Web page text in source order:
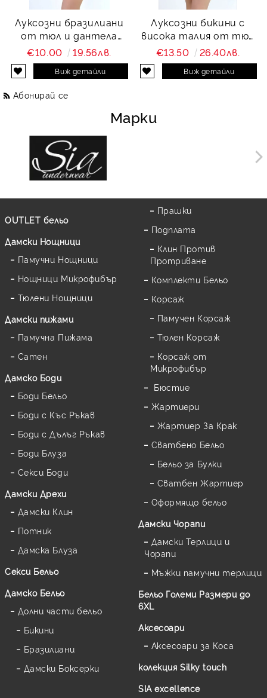
Луксозни бразилиани
от тюл и дантела
Charity
€10.00 19.56лв.
Виж детайли
Луксозни бикини с
висока талия от тюл
и дантела Charity
€13.50 26.40лв.
Виж детайли
Абонирай се
Марки
OUTLET бельо
Дамски Нощници
Памучни Нощници
Нощници Микрофибър
Тюлени Нощници
Дамски пижами
Памучна Пижама
Сатен
Дамскo Боди
Боди Бельо
Боди с Къс Ръкав
Боди с Дълъг Ръкав
Боди Блуза
Секси Боди
Дамски Дрехи
Дамски Клин
Потник
Дамска Блуза
Секси Бельо
Дамско Бельо
Долни части бельо
Бикини
Бразилиани
Дамски Боксерки
Прашки
Подплата
Клин Против
Протриване
Комплекти Бельо
Корсаж
Памучен Корсаж
Тюлен Корсаж
Корсаж от
Микрофибър
Бюстие
Жартиери
Жартиер За Крак
Сватбено Бельо
Бельо за Булки
Сватбен Жартиер
Оформящо бельо
Дамски Чорапи
Дамски Терлици и
Чорапи
Мъжки памучни терлици
Бельо Големи Размери до
6XL
Аксесоари
Аксесоари за Коса
колекция Silky touch
SIA excellence